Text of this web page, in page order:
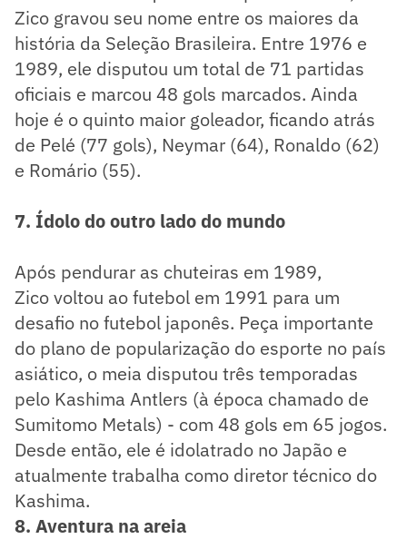
Zico gravou seu nome entre os maiores da
história da Seleção Brasileira. Entre 1976 e
1989, ele disputou um total de 71 partidas
oficiais e marcou 48 gols marcados. Ainda
hoje é o quinto maior goleador, ficando atrás
de Pelé (77 gols), Neymar (64), Ronaldo (62)
e Romário (55).
7. Ídolo do outro lado do mundo
Após pendurar as chuteiras em 1989,
Zico voltou ao futebol em 1991 para um
desafio no futebol japonês. Peça importante
do plano de popularização do esporte no país
asiático, o meia disputou três temporadas
pelo Kashima Antlers (à época chamado de
Sumitomo Metals) - com 48 gols em 65 jogos.
Desde então, ele é idolatrado no Japão e
atualmente trabalha como diretor técnico do
Kashima.
8. Aventura na areia